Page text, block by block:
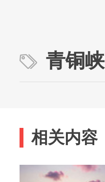
青铜峡
相关内容